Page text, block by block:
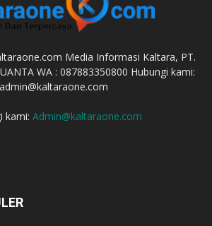
Media Informasi Kaltara, PT.
WA : 087883350800 Hubungi kami:
admin@kaltaraone.com
kami: Admin@kaltaraone.com